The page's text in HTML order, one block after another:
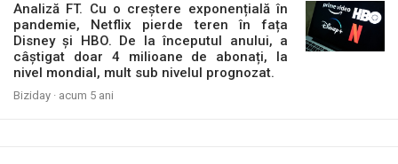
Analiză FT. Cu o creștere exponențială în
pandemie, Netflix pierde teren în fața
Disney și HBO. De la începutul anului, a
câștigat doar 4 milioane de abonați, la
nivel mondial, mult sub nivelul prognozat.
Biziday · acum 5 ani